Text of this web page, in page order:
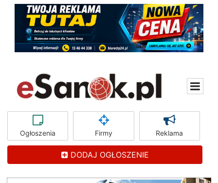
Ogłoszenia Firmy Reklama
DODAJ OGŁOSZENIE